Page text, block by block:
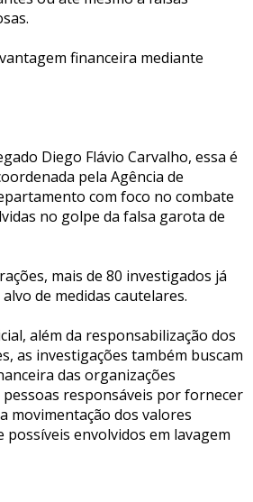
financeira mediante
Diego Flávio Carvalho, essa é
pela Agência de
com foco no combate
no golpe da falsa garota de
mais de 80 investigados já
de medidas cautelares.
além da responsabilização dos
as investigações também buscam
das organizações
responsáveis por fornecer
movimentação dos valores
envolvidos em lavagem